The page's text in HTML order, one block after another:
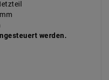
werden.